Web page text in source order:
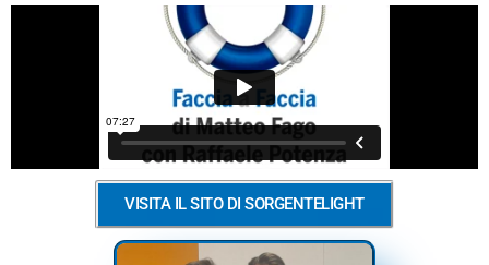
VISITA IL SITO DI SORGENTELIGHT